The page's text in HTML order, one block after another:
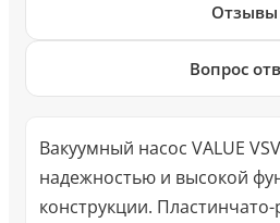
Отзывы
Вопрос
Вакуумный насос VALUE
надежностью и высокой
конструкции.